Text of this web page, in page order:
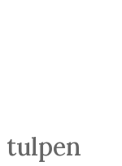
tulpen